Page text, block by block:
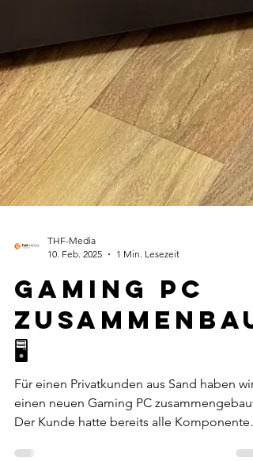
10. Feb. 2025
1 Min. Lesezeit
Gaming PC
Zusammenbau
🖥️⁣
Für einen Privatkunden aus Sand haben wir
einen neuen Gaming PC zusammengebaut.
Der Kunde hatte bereits alle Komponenten